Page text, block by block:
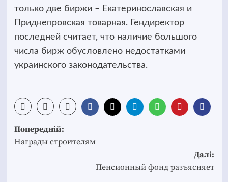
только две биржи – Екатеринославская и
Приднепровская товарная. Гендиректор
последней считает, что наличие большого
числа бирж обусловлено недостатками
украинского законодательства.
Post
navigation
Попередній:
Награды строителям
Далі:
Пенсионный фонд разъясняет